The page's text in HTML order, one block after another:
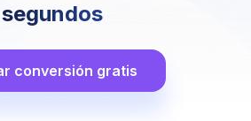
segundos
conversión gratis